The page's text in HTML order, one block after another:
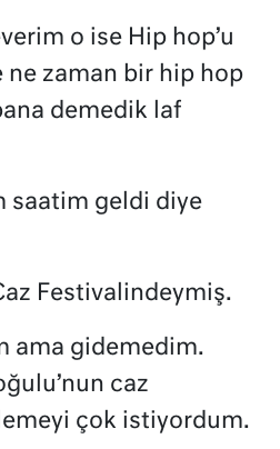
o ise Hip hop’u
ne zaman bir hip hop
demedik laf
saatim geldi diye
Festivalindeymiş.
ama gidemedim.
caz
çok istiyordum.